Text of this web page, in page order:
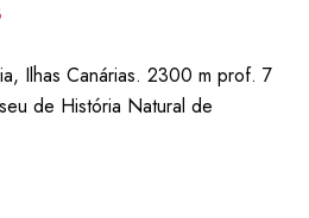
Ilhas Canárias. 2300 m prof. 7
de História Natural de